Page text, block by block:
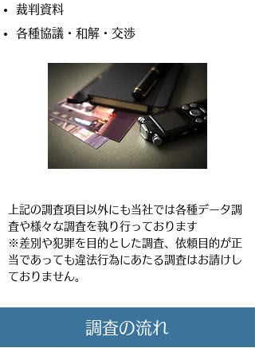
裁判資料
各種協議・和解・交渉
上記の調査項目以外にも当社では各種データ調
査や様々な調査を執り行っております
※差別や犯罪を目的とした調査、依頼目的が正
当であっても違法行為にあたる調査はお請けし
ておりません。
調査の流れ